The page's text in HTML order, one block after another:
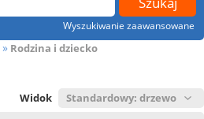
Wyszukiwanie zaawansowane
» Rodzina i dziecko
Widok